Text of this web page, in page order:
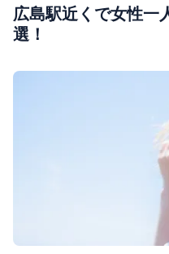
広島駅近くで女性一
選！